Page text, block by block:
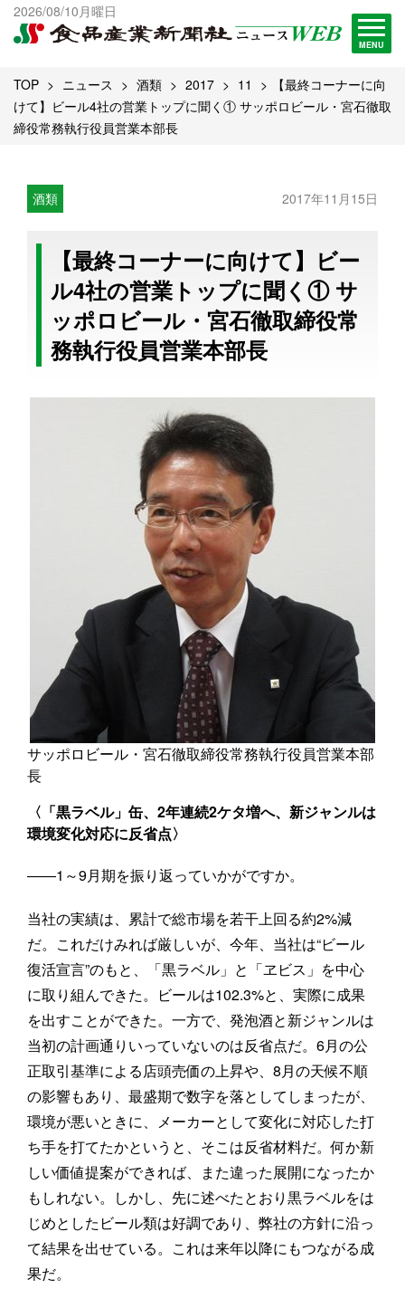
2026/08/10月曜日
MENU
出版物一覧へ
試読・購読申し込み
TOP ニュース 酒類 2017 11
【最終コーナーに向
けて】ビール4社の営業トップに聞く① サッポロビール・宮石徹取
締役常務執行役員営業本部長
酒類 2017年11月15日
【最終コーナーに向けて】ビー
ル4社の営業トップに聞く① サ
ッポロビール・宮石徹取締役常
務執行役員営業本部長
サッポロビール・宮石徹取締役常務執行役員営業本部
長
〈「黒ラベル」缶、2年連続2ケタ増へ、新ジャンルは
環境変化対応に反省点〉
――1～9月期を振り返っていかがですか。
当社の実績は、累計で総市場を若干上回る約2%減
だ。これだけみれば厳しいが、今年、当社は“ビール
復活宣言”のもと、「黒ラベル」と「ヱビス」を中心
に取り組んできた。ビールは102.3%と、実際に成果
を出すことができた。一方で、発泡酒と新ジャンルは
当初の計画通りいっていないのは反省点だ。6月の公
正取引基準による店頭売価の上昇や、8月の天候不順
の影響もあり、最盛期で数字を落としてしまったが、
環境が悪いときに、メーカーとして変化に対応した打
ち手を打てたかというと、そこは反省材料だ。何か新
しい価値提案ができれば、また違った展開になったか
もしれない。しかし、先に述べたとおり黒ラベルをは
じめとしたビール類は好調であり、弊社の方針に沿っ
て結果を出せている。これは来年以降にもつながる成
果だ。